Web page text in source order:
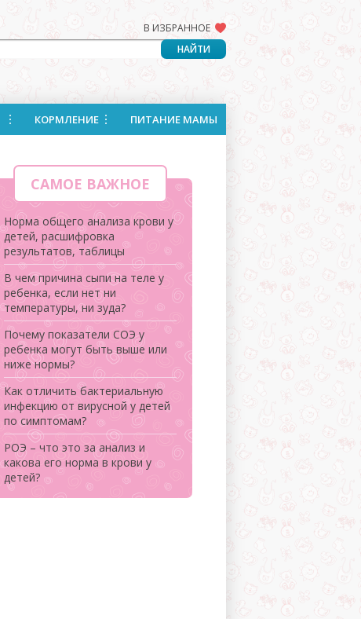
В ИЗБРАННОЕ
КОРМЛЕНИЕ ПИТАНИЕ МАМЫ
САМОЕ ВАЖНОЕ
Норма общего анализа крови у
детей, расшифровка
результатов, таблицы
В чем причина сыпи на теле у
ребенка, если нет ни
температуры, ни зуда?
Почему показатели СОЭ у
ребенка могут быть выше или
ниже нормы?
Как отличить бактериальную
инфекцию от вирусной у детей
по симптомам?
РОЭ – что это за анализ и
какова его норма в крови у
детей?